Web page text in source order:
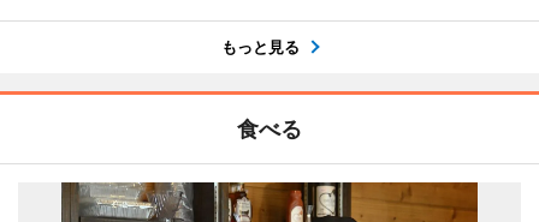
もっと見る
食べる